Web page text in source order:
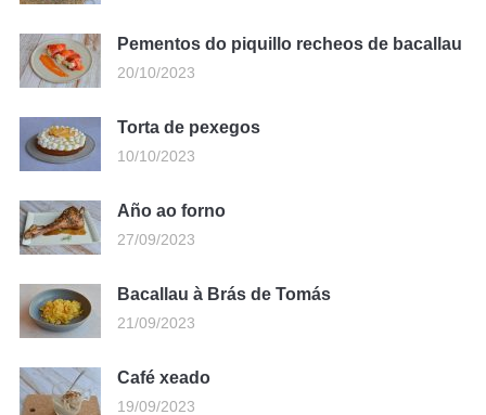
Pementos do piquillo recheos de bacallau
20/10/2023
Torta de pexegos
10/10/2023
Año ao forno
27/09/2023
Bacallau à Brás de Tomás
21/09/2023
Café xeado
19/09/2023